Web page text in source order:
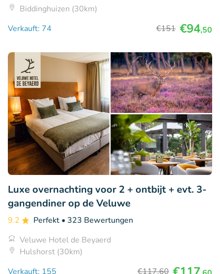
Biddinghuizen (30km)
Verkauft: 74
€151 €94,50
Luxe overnachting voor 2 + ontbijt + evt. 3-
gangendiner op de Veluwe
9.2 Perfekt • 323 Bewertungen
Veluwe Hotel de Beyaerd
Hulshorst (30km)
Verkauft: 155
€117,60